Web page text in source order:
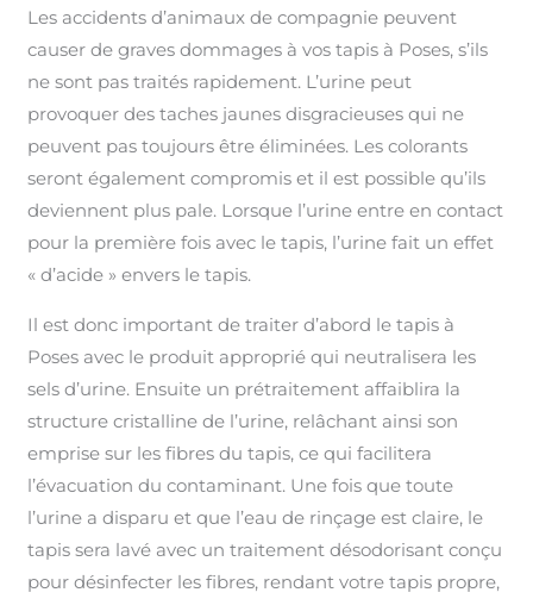
Les accidents d’animaux de compagnie peuvent
causer de graves dommages à vos tapis à Poses, s’ils
ne sont pas traités rapidement. L’urine peut
provoquer des taches jaunes disgracieuses qui ne
peuvent pas toujours être éliminées. Les colorants
seront également compromis et il est possible qu’ils
deviennent plus pale. Lorsque l’urine entre en contact
pour la première fois avec le tapis, l’urine fait un effet
« d’acide » envers le tapis.
Il est donc important de traiter d’abord le tapis à
Poses avec le produit approprié qui neutralisera les
sels d’urine. Ensuite un prétraitement affaiblira la
structure cristalline de l’urine, relâchant ainsi son
emprise sur les fibres du tapis, ce qui facilitera
l’évacuation du contaminant. Une fois que toute
l’urine a disparu et que l’eau de rinçage est claire, le
tapis sera lavé avec un traitement désodorisant conçu
pour désinfecter les fibres, rendant votre tapis propre,